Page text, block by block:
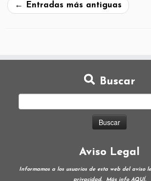
← Entradas más antiguas
Buscar
Aviso Legal
Informamos a los usuarios de esta web del aviso
privacidad.
Más info AQUÍ.